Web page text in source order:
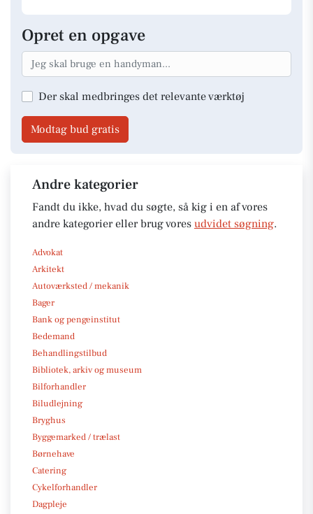
Opret en opgave
Der skal medbringes det relevante værktøj
Modtag bud gratis
Andre kategorier
Fandt du ikke, hvad du søgte, så kig i en af vores
andre kategorier eller brug vores udvidet søgning.
Advokat
Arkitekt
Autoværksted / mekanik
Bager
Bank og pengeinstitut
Bedemand
Behandlingstilbud
Bibliotek, arkiv og museum
Bilforhandler
Biludlejning
Bryghus
Byggemarked / trælast
Børnehave
Catering
Cykelforhandler
Dagpleje